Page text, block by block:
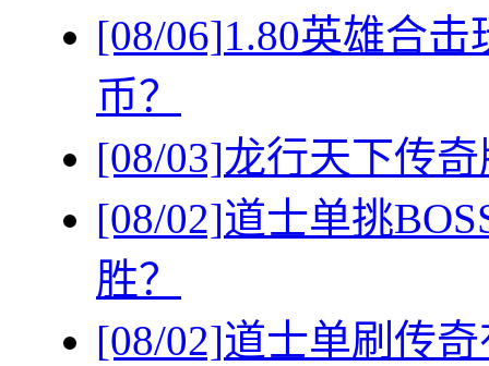
[08/06]1.80英雄合
币？
[08/03]龙行天下传
[08/02]道士单挑
胜？
[08/02]道士单刷传